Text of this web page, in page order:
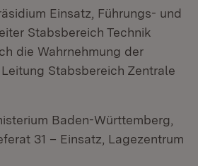
Einsatz, Führungs- und
Stabsbereich Technik
die Wahrnehmung der
Stabsbereich Zentrale
Baden-Württemberg,
31 – Einsatz, Lagezentrum